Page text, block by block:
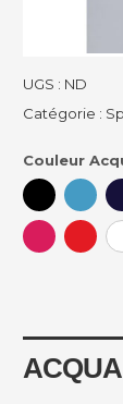
UGS : ND
Catégorie :
Couleur